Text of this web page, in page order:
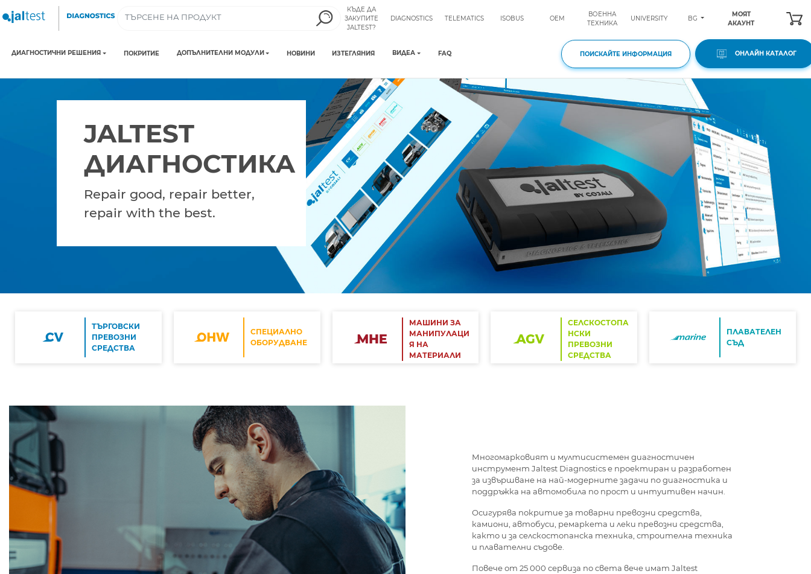
КЪДЕ ДА
ЗАКУПИТЕ
JALTEST?
DIAGNOSTICS TELEMATICS ISOBUS OEM
ВОЕННА
ТЕХНИКА
UNIVERSITY BG
МОЯТ
АКАУНТ
ДИАГНОСТИЧНИ РЕШЕНИЯ ПОКРИТИЕ ДОПЪЛНИТЕЛНИ МОДУЛИ НОВИНИ ИЗТЕГЛЯНИЯ ВИДЕА FAQ ПОИСКАЙТЕ ИНФОРМАЦИЯ ОНЛАЙН КАТАЛОГ
JALTEST
ДИАГНОСТИКА
Repair good, repair better,
repair with the best.
ТЪРГОВСКИ
ПРЕВОЗНИ
СРЕДСТВА
СЕЛСКОСТОПА
НСКИ
ПРЕВОЗНИ
СРЕДСТВА
СПЕЦИАЛНО
ОБОРУДВАНЕ
МАШИНИ ЗА
МАНИПУЛАЦИ
Я НА
МАТЕРИАЛИ
ПЛАВАТЕЛЕН
СЪД
Многомарковият и мултисистемен диагностичен
инструмент Jaltest Diagnostics е проектиран и разработен
за извършване на най-модерните задачи по диагностика и
поддръжка на автомобила по прост и интуитивен начин.
Осигурява покритие за товарни превозни средства,
камиони, автобуси, ремаркета и леки превозни средства,
както и за селскостопанска техника, строителна техника
и плавателни съдове.
Повече от 25 000 сервиза по света вече имат Jaltest